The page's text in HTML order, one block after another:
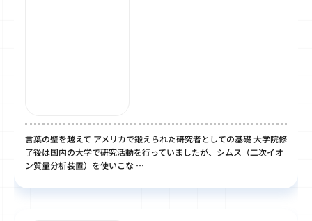
言葉の壁を越えて アメリカで鍛えられた研究者としての基礎 大学院修
了後は国内の大学で研究活動を行っていましたが、シムス（二次イオ
ン質量分析装置）を使いこな …